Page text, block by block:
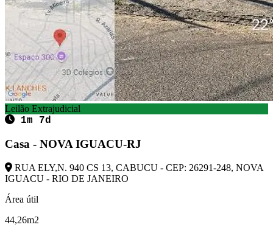
Leilão Extrajudicial
1m 7d
Casa - NOVA IGUACU-RJ
RUA ELY,N. 940 CS 13, CABUCU - CEP: 26291-248, NOVA
IGUACU - RIO DE JANEIRO
Área útil
44,26m2